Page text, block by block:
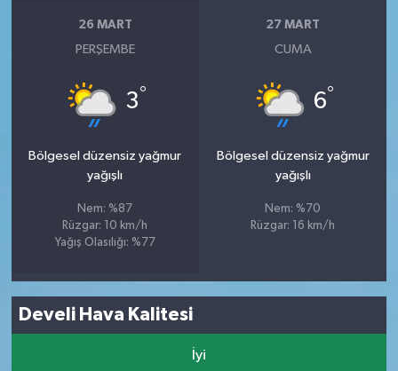
26 MART
PERŞEMBE
3°
Bölgesel düzensiz yağmur
yağışlı
Nem: %87
Rüzgar: 10 km/h
Yağış Olasılığı: %77
27 MART
CUMA
6°
Bölgesel düzensiz yağmur
yağışlı
Nem: %70
Rüzgar: 16 km/h
Develi Hava Kalitesi
İyi